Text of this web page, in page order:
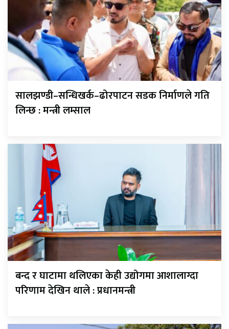
सालझण्डी–सन्धिखर्क–ढोरपाटन सडक निर्माणले गति
लिन्छ : मन्त्री लम्साल
बन्द र घाटामा थलिएका केही उद्योगमा आशालाग्दा
परिणाम देखिन थाले : प्रधानमन्त्री